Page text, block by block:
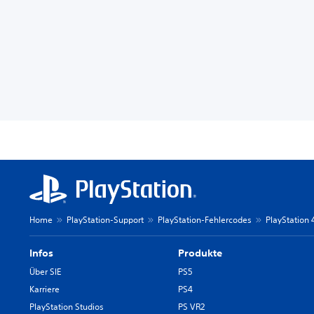
Home PlayStation-Support PlayStation-Fehlercodes PlayStation
Infos
Über SIE
Karriere
PlayStation Studios
Produkte
PS5
PS4
PS VR2